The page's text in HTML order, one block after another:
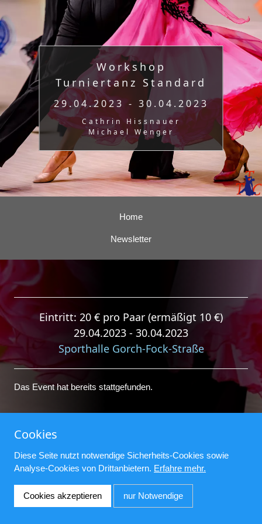
Workshop
Turniertanz Standard
29.04.2023 - 30.04.2023
Cathrin Hissnauer
Michael Wenger
Home
Newsletter
Eintritt: 20 € pro Paar (ermäßigt 10 €)
29.04.2023 - 30.04.2023
Sporthalle Gorch-Fock-Straße
Das Event hat bereits stattgefunden.
Cookies
Diese Seite nutzt notwendige Sicherheits-Cookies sowie
Analyse-Cookies von Drittanbietern. Erfahre mehr.
Cookies akzeptieren nur Notwendige